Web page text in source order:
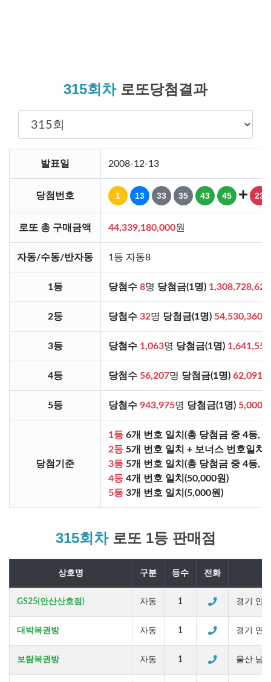
315회차로또당첨결과
발표일 2008-12-13
당첨번호 1 13 33 35 43 45 23
로또 총 구매금액 44,339,180,000원
자동/수동/반자동 1등 자동8
1등 당첨수 8명 당첨금(1명) 1,308,728,625
2등 당첨수 32명 당첨금(1명) 54,530,360
3등 당첨수 1,063명 당첨금(1명) 1,641,554
4등 당첨수 56,207명 당첨금(1명) 62,091
5등 당첨수 943,975명 당첨금(1명) 5,000
당첨기준
1등 6개 번호 일치(총 당첨금 중 4등,
2등 5개 번호 일치 + 보너스 번호일치
3등 5개 번호 일치(총 당첨금 중 4등,
4등 4개 번호 일치(50,000원)
5등 3개 번호 일치(5,000원)
315회차로또 1등 판매점
상호명 구분 등수 전화
GS25(안산산호점) 자동 1 경기 안
대박복권방 자동 1 경기 연
보람복권방 자동 1 울산 남